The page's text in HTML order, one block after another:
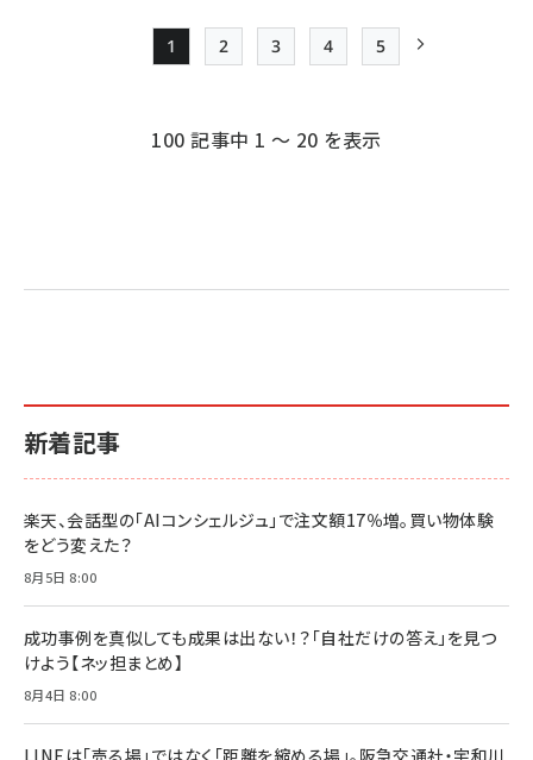
ジ
Page
1
Page
2
Page
3
Page
4
Page
5
100 記事中 1 ～ 20 を表示
新着記事
楽天、会話型の「AIコンシェルジュ」で注文額17％増。買い物体験
をどう変えた？
8月5日 8:00
成功事例を真似しても成果は出ない！？「自社だけの答え」を見つ
けよう【ネッ担まとめ】
8月4日 8:00
LINEは「売る場」ではなく「距離を縮める場」。阪急交通社・宇和川